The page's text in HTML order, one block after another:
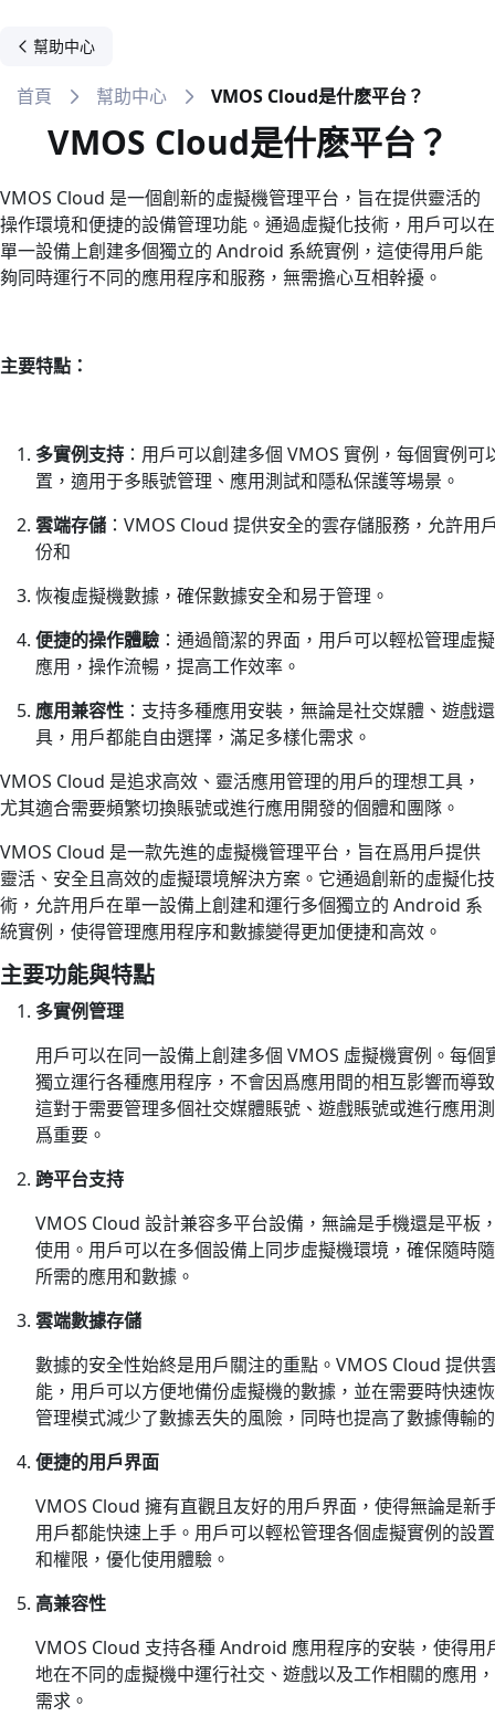
幫助中心
首頁 幫助中心 VMOS Cloud是什麽平台？
VMOS Cloud是什麽平台？
VMOS Cloud 是一個創新的虛擬機管理平台，旨在提供靈活的
操作環境和便捷的設備管理功能。通過虛擬化技術，用戶可以在
單一設備上創建多個獨立的 Android 系統實例，這使得用戶能
夠同時運行不同的應用程序和服務，無需擔心互相幹擾。
主要特點：
多實例支持 ：用戶可以創建多個 VMOS 實例，每個實例可
置，適用于多賬號管理、應用測試和隱私保護等場景。
雲端存儲 ：VMOS Cloud 提供安全的雲存儲服務，允許用
份和
恢複虛擬機數據，確保數據安全和易于管理。
便捷的操作體驗 ：通過簡潔的界面，用戶可以輕松管理虛
應用，操作流暢，提高工作效率。
應用兼容性 ：支持多種應用安裝，無論是社交媒體、遊戲
具，用戶都能自由選擇，滿足多樣化需求。
VMOS Cloud 是追求高效、靈活應用管理的用戶的理想工具，
尤其適合需要頻繁切換賬號或進行應用開發的個體和團隊。
VMOS Cloud 是一款先進的虛擬機管理平台，旨在爲用戶提供
靈活、安全且高效的虛擬環境解決方案。它通過創新的虛擬化技
術，允許用戶在單一設備上創建和運行多個獨立的 Android 系
統實例，使得管理應用程序和數據變得更加便捷和高效。
主要功能與特點
多實例管理
用戶可以在同一設備上創建多個 VMOS 虛擬機實例。每個
獨立運行各種應用程序，不會因爲應用間的相互影響而導
這對于需要管理多個社交媒體賬號、遊戲賬號或進行應用
爲重要。
跨平台支持
VMOS Cloud 設計兼容多平台設備，無論是手機還是平板
使用。用戶可以在多個設備上同步虛擬機環境，確保隨時
所需的應用和數據。
雲端數據存儲
數據的安全性始終是用戶關注的重點。VMOS Cloud 提供
能，用戶可以方便地備份虛擬機的數據，並在需要時快速
管理模式減少了數據丟失的風險，同時也提高了數據傳輸
便捷的用戶界面
VMOS Cloud 擁有直觀且友好的用戶界面，使得無論是新
用戶都能快速上手。用戶可以輕松管理各個虛擬實例的設
和權限，優化使用體驗。
高兼容性
VMOS Cloud 支持各種 Android 應用程序的安裝，使得用
地在不同的虛擬機中運行社交、遊戲以及工作相關的應用
需求。